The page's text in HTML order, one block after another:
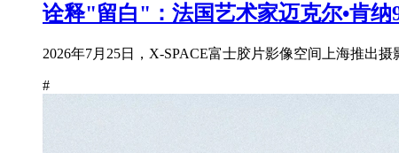
诠释"留白"：法国艺术家迈克尔•肯纳
2026年7月25日，X-SPACE富士胶片影像空间上海推出
#